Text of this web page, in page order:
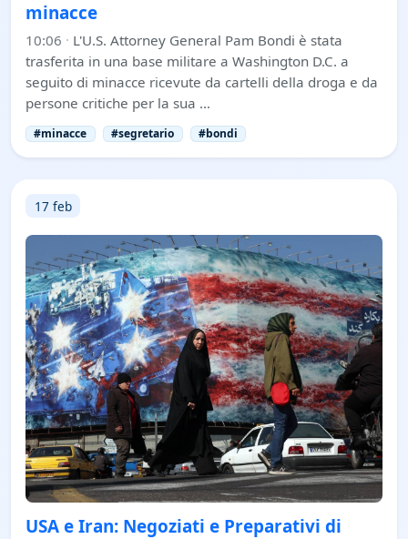
minacce
10:06 · L'U.S. Attorney General Pam Bondi è stata
trasferita in una base militare a Washington D.C. a
seguito di minacce ricevute da cartelli della droga e da
persone critiche per la sua …
#minacce #segretario #bondi
17 feb
USA e Iran: Negoziati e Preparativi di